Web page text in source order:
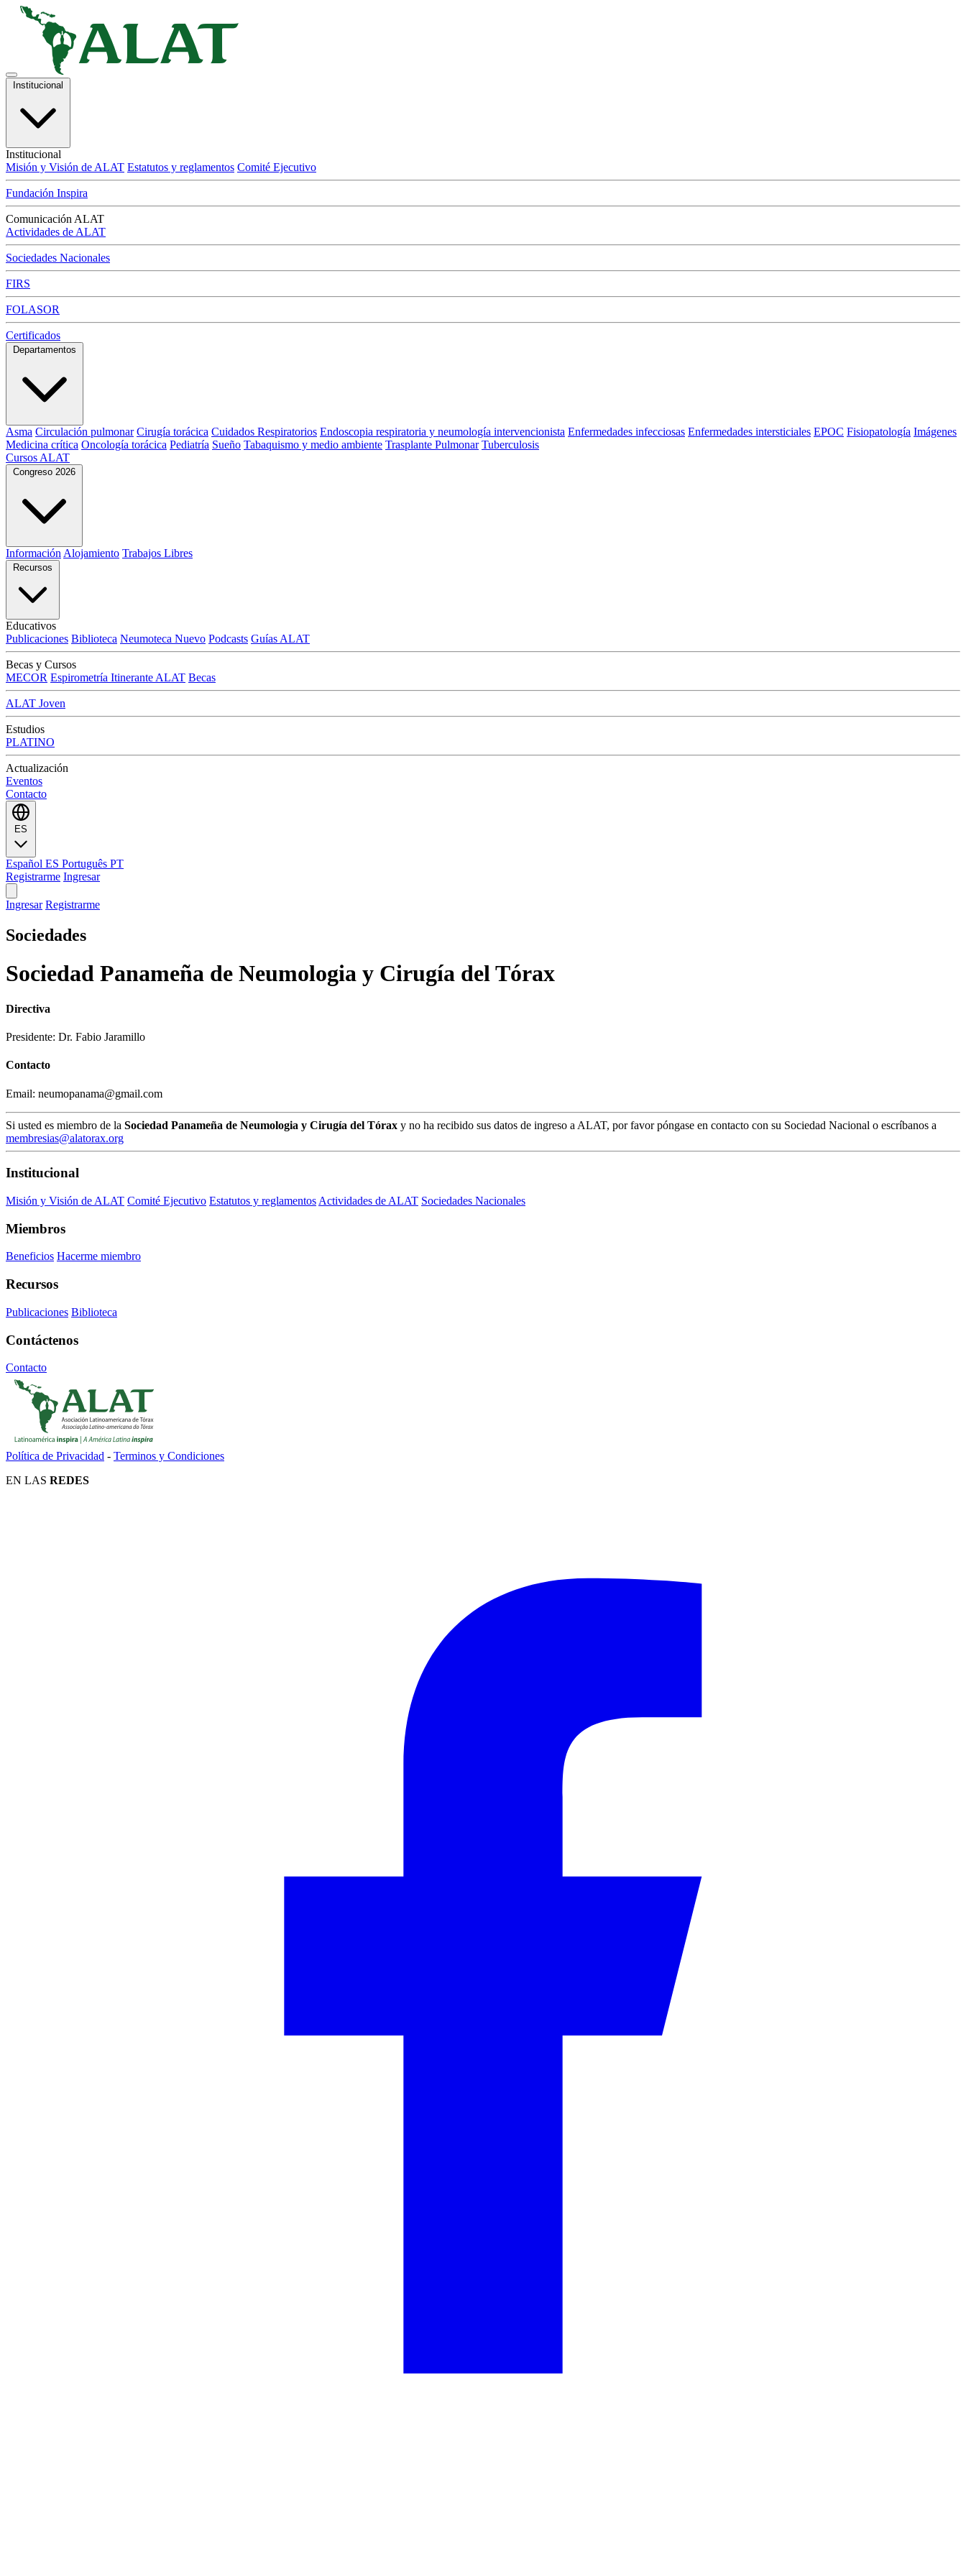
Institucional
Institucional
Misión y Visión de ALAT Estatutos y reglamentos Comité Ejecutivo
Fundación Inspira
Comunicación ALAT
Actividades de ALAT
Sociedades Nacionales
FIRS
FOLASOR
Certificados
Departamentos
Asma Circulación pulmonar Cirugía torácica Cuidados Respiratorios Endoscopia respiratoria y neumología intervencionista Enfermedades infecciosas Enfermedades intersticiales EPOC Fisiopatología Imágenes
Medicina crítica Oncología torácica Pediatría Sueño Tabaquismo y medio ambiente Trasplante Pulmonar Tuberculosis
Cursos ALAT
Congreso 2026
Información Alojamiento Trabajos Libres
Recursos
Educativos
Publicaciones Biblioteca Neumoteca Nuevo Podcasts Guías ALAT
Becas y Cursos
MECOR Espirometría Itinerante ALAT Becas
ALAT Joven
Estudios
PLATINO
Actualización
Eventos
Contacto
ES
Español ES Português PT
Registrarme Ingresar
Ingresar Registrarme
Sociedades
Sociedad Panameña de Neumologia y Cirugía del Tórax
Directiva
Presidente: Dr. Fabio Jaramillo
Contacto
Email: neumopanama@gmail.com
Si usted es miembro de la Sociedad Panameña de Neumologia y Cirugía del Tórax y no ha recibido sus datos de ingreso a ALAT, por favor póngase en contacto con su Sociedad Nacional o escríbanos a
membresias@alatorax.org
Institucional
Misión y Visión de ALAT Comité Ejecutivo Estatutos y reglamentos Actividades de ALAT Sociedades Nacionales
Miembros
Beneficios Hacerme miembro
Recursos
Publicaciones Biblioteca
Contáctenos
Contacto
Política de Privacidad - Terminos y Condiciones
EN LAS REDES